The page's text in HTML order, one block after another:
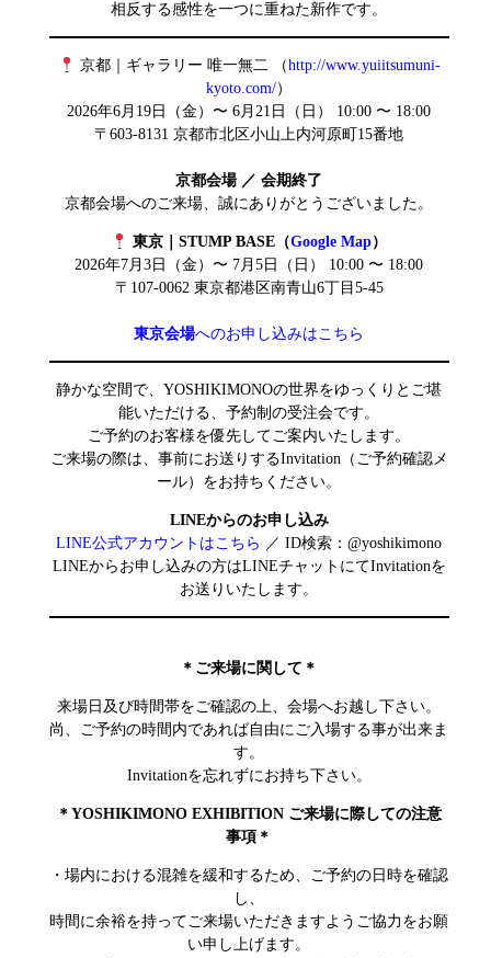
相反する感性を一つに重ねた新作です。
京都｜ギャラリー 唯一無二 （http://www.yuiitsumuni-
kyoto.com/）
2026年6月19日（金）〜 6月21日（日） 10:00 〜 18:00
〒603-8131 京都市北区小山上内河原町15番地
京都会場 ／ 会期終了
京都会場へのご来場、誠にありがとうございました。
東京｜STUMP BASE（Google Map）
2026年7月3日（金）〜 7月5日（日） 10:00 〜 18:00
〒107-0062 東京都港区南青山6丁目5-45
東京会場へのお申し込みはこちら
静かな空間で、YOSHIKIMONOの世界をゆっくりとご堪
能いただける、予約制の受注会です。
ご予約のお客様を優先してご案内いたします。
ご来場の際は、事前にお送りするInvitation（ご予約確認メ
ール）をお持ちください。
LINEからのお申し込み
LINE公式アカウントはこちら ／ ID検索：@yoshikimono
LINEからお申し込みの方はLINEチャットにてInvitationを
お送りいたします。
＊ご来場に関して＊
来場日及び時間帯をご確認の上、会場へお越し下さい。
尚、ご予約の時間内であれば自由にご入場する事が出来ま
す。
Invitationを忘れずにお持ち下さい。
＊YOSHIKIMONO EXHIBITION ご来場に際しての注意
事項＊
・場内における混雑を緩和するため、ご予約の日時を確認
し、
時間に余裕を持ってご来場いただきますようご協力をお願
い申し上げます。